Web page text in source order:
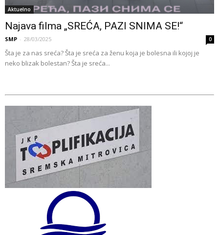
Aktuelno
Najava filma „SREĆA, PAZI SNIMA SE!“
SMP - 28/03/2025 0
Šta je za nas sreća? Šta je sreća za ženu koja je bolesna ili kojoj je
neko blizak bolestan? Šta je sreća...